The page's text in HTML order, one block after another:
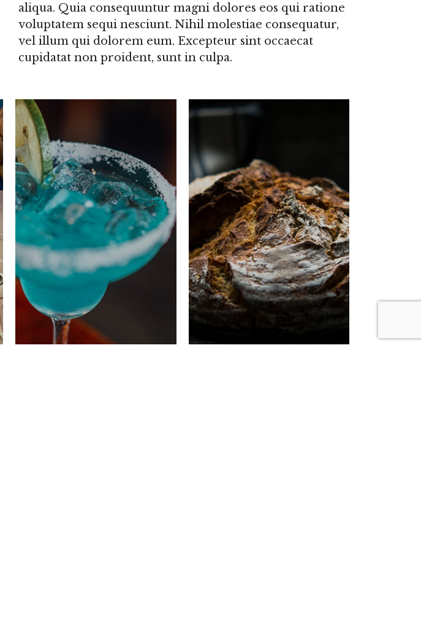
aliqua. Quia consequuntur magni dolores eos qui ratione
voluptatem sequi nesciunt. Nihil molestiae consequatur,
vel illum qui dolorem eum. Excepteur sint occaecat
cupidatat non proident, sunt in culpa.